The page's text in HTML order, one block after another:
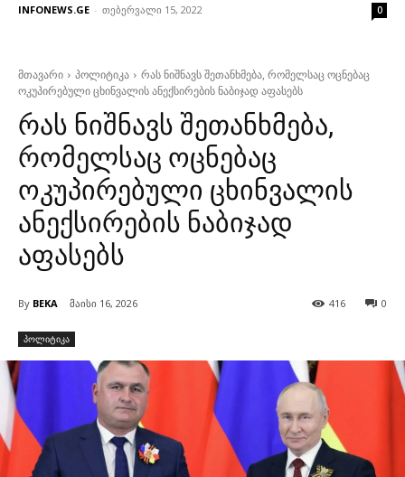
INFONEWS.GE - თებერვალი 15, 2022 0